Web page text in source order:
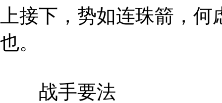
上接下，势如连珠箭，
也。
战手要法